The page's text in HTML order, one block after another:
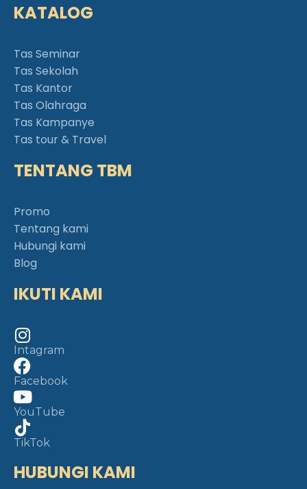
KATALOG
Tas Seminar
Tas Sekolah
Tas Kantor
Tas Olahraga
Tas Kampanye
Tas tour & Travel
TENTANG TBM
Promo
Tentang kami
Hubungi kami
Blog
IKUTI KAMI
Intagram
Facebook
YouTube
TikTok
HUBUNGI KAMI